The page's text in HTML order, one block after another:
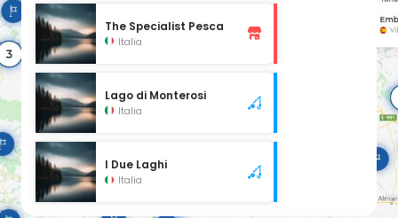
The Specialist Pesca
Italia
Lago di Monterosi
Italia
I Due Laghi
Italia